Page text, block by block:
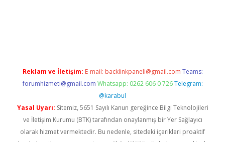
Reklam ve İletişim: E-mail: backlinkpaneli@gmail.com Teams:
forumhizmeti@gmail.com Whatsapp: 0262 606 0 726 Telegram:
@karabul
Yasal Uyarı: Sitemiz, 5651 Sayılı Kanun gereğince Bilgi Teknolojileri
ve İletişim Kurumu (BTK) tarafından onaylanmış bir Yer Sağlayıcı
olarak hizmet vermektedir. Bu nedenle, sitedeki içerikleri proaktif